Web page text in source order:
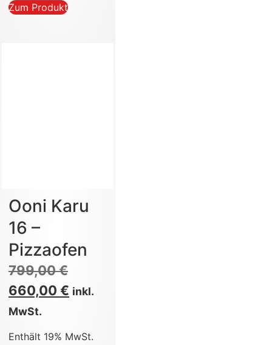
Zum Produkt
Ooni Karu
16 –
Pizzaofen
799,00€
660,00€ inkl.
MwSt.
Enthält 19% MwSt.